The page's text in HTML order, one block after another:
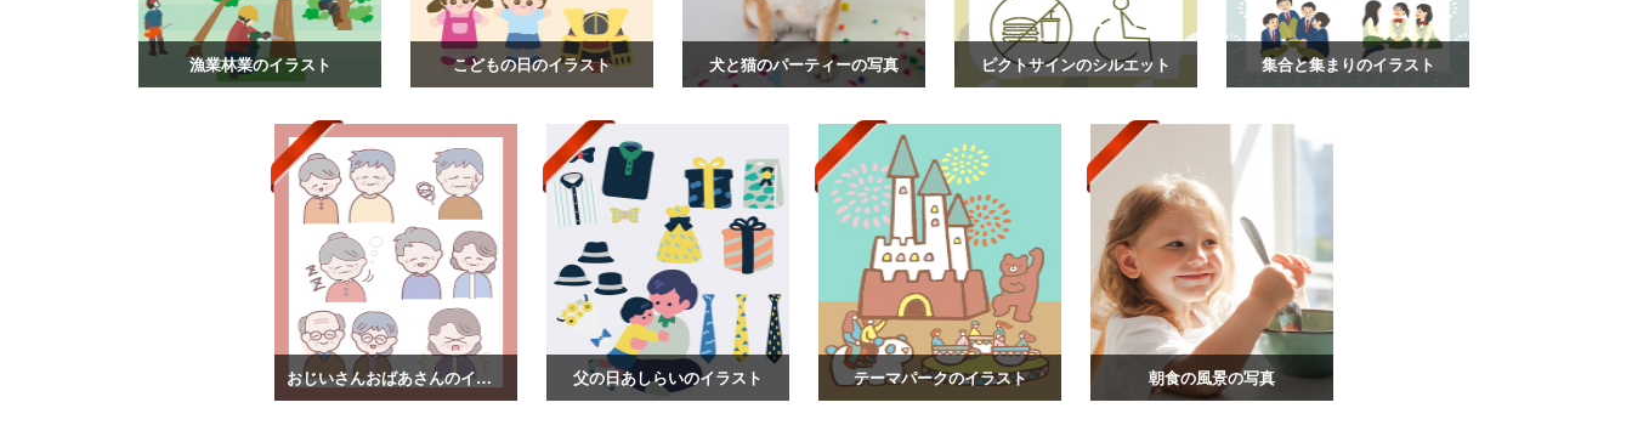
漁業林業のイラスト こどもの日のイラスト 犬と猫のパーティーの写真 ピクトサインのシルエット 集合と集まりのイラスト
おじいさんおばあさんのイラスト 父の日あしらいのイラスト テーマパークのイラスト 朝食の風景の写真